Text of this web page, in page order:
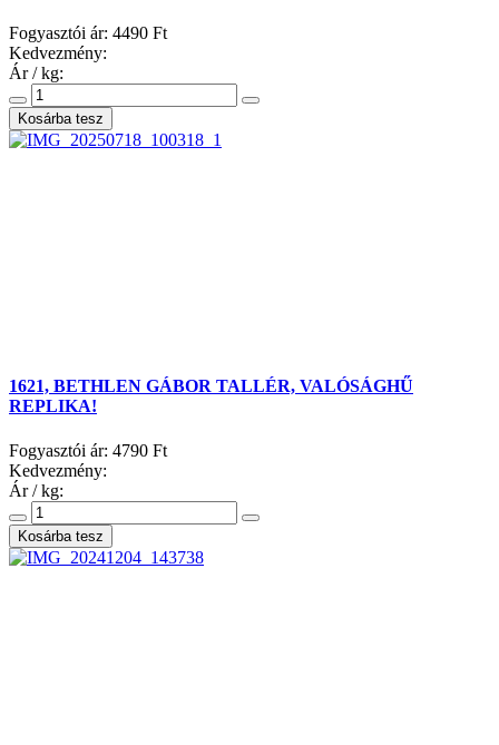
Fogyasztói ár: 4490 Ft
Kedvezmény:
Ár / kg:
1621, BETHLEN GÁBOR TALLÉR, VALÓSÁGHŰ
REPLIKA!
Fogyasztói ár: 4790 Ft
Kedvezmény:
Ár / kg: